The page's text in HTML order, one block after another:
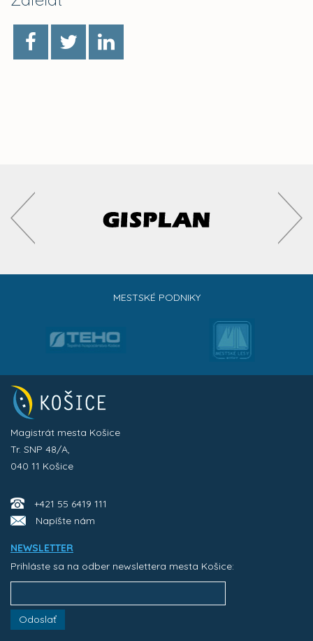
MESTSKÉ PODNIKY
Magistrát mesta Košice
Tr. SNP 48/A,
040 11 Košice
+421 55 6419 111
Napíšte nám
NEWSLETTER
Prihláste sa na odber newslettera mesta Košice:
Odoslať